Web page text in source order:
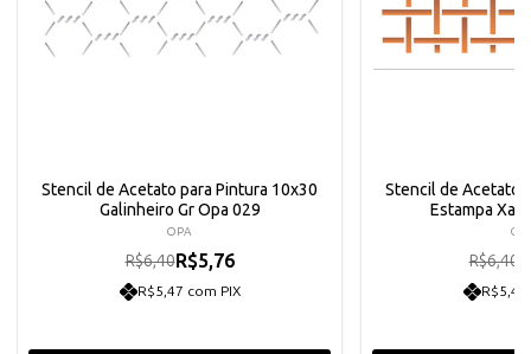
Stencil de Acetato para Pintura 10x30
Galinheiro Gr Opa 029
OPA
R$6,40R$5,76
R$5,47 com PIX
Stencil de Acetato
Estampa
R$6,40
R$5,47